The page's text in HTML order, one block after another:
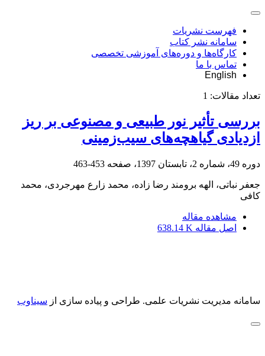
فهرست نشریات
سامانه نشر کتاب
کارگاه‌ها و دوره‌های آموزشی تخصصی
تماس با ما
English
تعداد مقالات: 1
بررسی تأثیر نور طبیعی و مصنوعی بر ریز
ازدیادی گیاهچه‌های سیب‌زمینی
دوره 49، شماره 2، تابستان 1397، صفحه 453-463
جعفر نباتی، الهه برومند رضا زاده، محمد زارع مهرجردی، محمد
کافی
مشاهده مقاله
اصل مقاله 638.14 K
سامانه مدیریت نشریات علمی. طراحی و پیاده سازی از سیناوب